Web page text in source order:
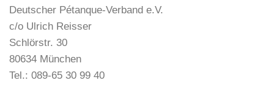
Deutscher Pétanque-Verband e.V.
c/o Ulrich Reisser
Schlörstr. 30
80634 München
Tel.: 089-65 30 99 40